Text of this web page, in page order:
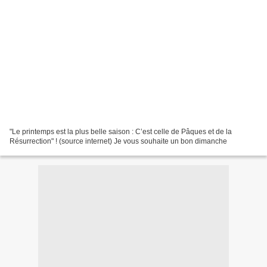
"Le printemps est la plus belle saison : C’est celle de Pâques et de la
Résurrection" ! (source internet) Je vous souhaite un bon dimanche